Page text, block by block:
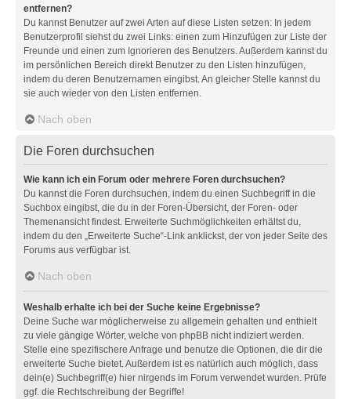
entfernen?
Du kannst Benutzer auf zwei Arten auf diese Listen setzen: In jedem
Benutzerprofil siehst du zwei Links: einen zum Hinzufügen zur Liste der
Freunde und einen zum Ignorieren des Benutzers. Außerdem kannst du
im persönlichen Bereich direkt Benutzer zu den Listen hinzufügen,
indem du deren Benutzernamen eingibst. An gleicher Stelle kannst du
sie auch wieder von den Listen entfernen.
Nach oben
Die Foren durchsuchen
Wie kann ich ein Forum oder mehrere Foren durchsuchen?
Du kannst die Foren durchsuchen, indem du einen Suchbegriff in die
Suchbox eingibst, die du in der Foren-Übersicht, der Foren- oder
Themenansicht findest. Erweiterte Suchmöglichkeiten erhältst du,
indem du den „Erweiterte Suche“-Link anklickst, der von jeder Seite des
Forums aus verfügbar ist.
Nach oben
Weshalb erhalte ich bei der Suche keine Ergebnisse?
Deine Suche war möglicherweise zu allgemein gehalten und enthielt
zu viele gängige Wörter, welche von phpBB nicht indiziert werden.
Stelle eine spezifischere Anfrage und benutze die Optionen, die dir die
erweiterte Suche bietet. Außerdem ist es natürlich auch möglich, dass
dein(e) Suchbegriff(e) hier nirgends im Forum verwendet wurden. Prüfe
ggf. die Rechtschreibung der Begriffe!